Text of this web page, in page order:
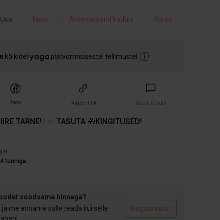
Kodu Aksessuaarid kodule Kunst
kõikidel platvormisisestel tellimustel
Jaga Kopeeri link Saada sõnum
TARNE! | ✅ TASUTA 🎁KINGITUSED!
tunniga
soodsama hinnaga?
me anname sulle teada kui selle
Registreeru